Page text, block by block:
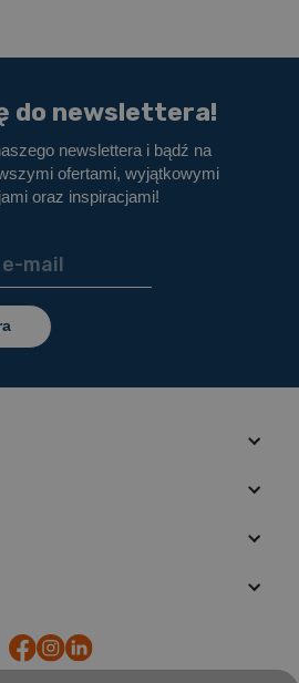
do newslettera!
newslettera i bądź na
ofertami, wyjątkowymi
oraz inspiracjami!